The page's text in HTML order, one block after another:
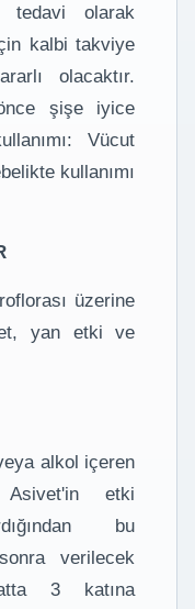
tedavi olarak
kalbi takviye
olacaktır.
şişe iyice
Vücut
kullanımı
üzerine
yan etki ve
alkol içeren
Asivet'in etki
bu
verilecek
3 katına